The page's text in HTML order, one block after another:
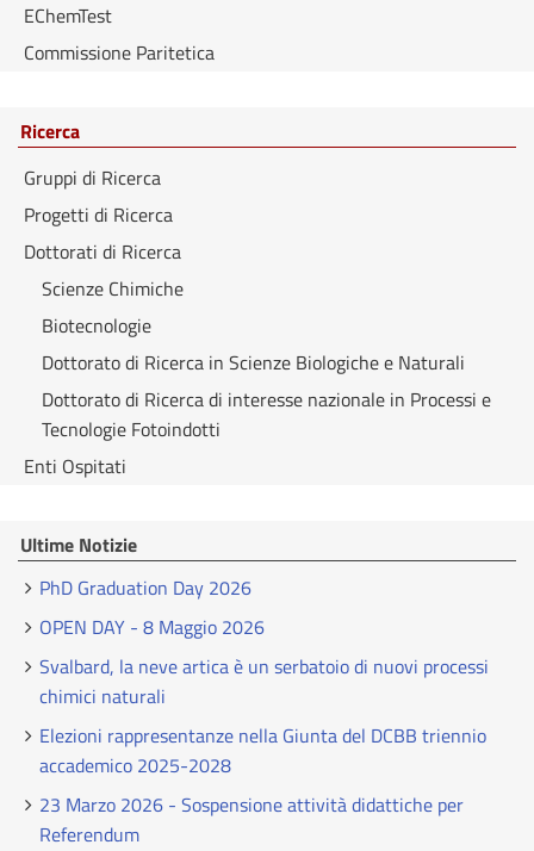
EChemTest
Commissione Paritetica
Ricerca
Gruppi di Ricerca
Progetti di Ricerca
Dottorati di Ricerca
Scienze Chimiche
Biotecnologie
Dottorato di Ricerca in Scienze Biologiche e Naturali
Dottorato di Ricerca di interesse nazionale in Processi e
Tecnologie Fotoindotti
Enti Ospitati
Ultime Notizie
PhD Graduation Day 2026
OPEN DAY - 8 Maggio 2026
Svalbard, la neve artica è un serbatoio di nuovi processi
chimici naturali
Elezioni rappresentanze nella Giunta del DCBB triennio
accademico 2025-2028
23 Marzo 2026 - Sospensione attività didattiche per
Referendum